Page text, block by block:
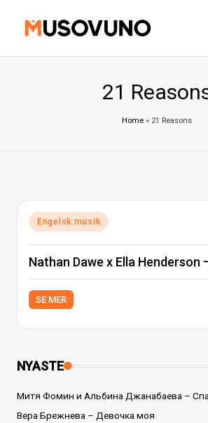
21
Home » 21 Reasons
Posted
in
Engelsk musik
Nathan Dawe x Ella Henderson
SE MER
NYASTE
Митя Фомин и Альбина Джанабаева –
Вера Брежнева – Девочка моя